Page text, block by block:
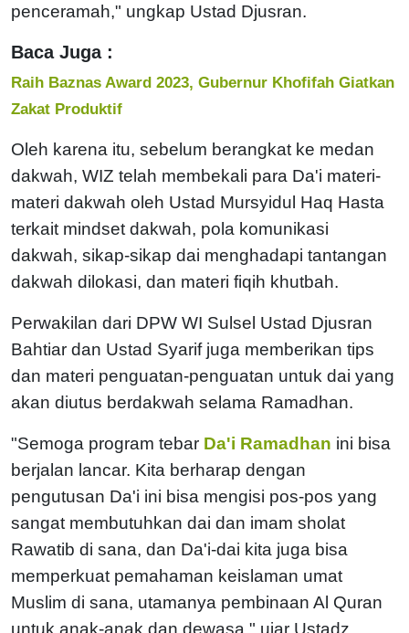
penceramah," ungkap Ustad Djusran.
Baca Juga :
Raih Baznas Award 2023, Gubernur Khofifah Giatkan
Zakat Produktif
Oleh karena itu, sebelum berangkat ke medan
dakwah, WIZ telah membekali para Da'i materi-
materi dakwah oleh Ustad Mursyidul Haq Hasta
terkait mindset dakwah, pola komunikasi
dakwah, sikap-sikap dai menghadapi tantangan
dakwah dilokasi, dan materi fiqih khutbah.
Perwakilan dari DPW WI Sulsel Ustad Djusran
Bahtiar dan Ustad Syarif juga memberikan tips
dan materi penguatan-penguatan untuk dai yang
akan diutus berdakwah selama Ramadhan.
"Semoga program tebar Da'i Ramadhan ini bisa
berjalan lancar. Kita berharap dengan
pengutusan Da'i ini bisa mengisi pos-pos yang
sangat membutuhkan dai dan imam sholat
Rawatib di sana, dan Da'i-dai kita juga bisa
memperkuat pemahaman keislaman umat
Muslim di sana, utamanya pembinaan Al Quran
untuk anak-anak dan dewasa," ujar Ustadz